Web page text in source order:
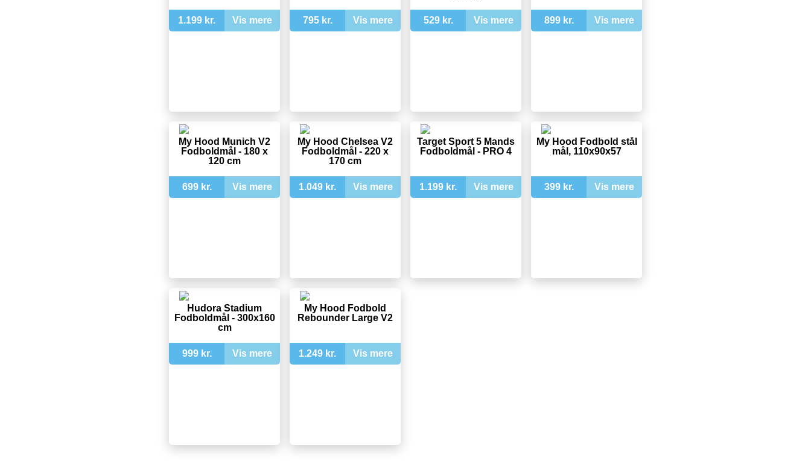
1.199 kr. Vis mere 795 kr. Vis mere 529 kr. Vis mere 899 kr. Vis mere
My Hood Munich V2
Fodboldmål - 180 x
120 cm
699 kr. Vis mere
My Hood Chelsea V2
Fodboldmål - 220 x
170 cm
1.049 kr. Vis mere
Target Sport 5 Mands
Fodboldmål - PRO 4
1.199 kr. Vis mere
My Hood Fodbold stål
mål, 110x90x57
399 kr. Vis mere
Hudora Stadium
Fodboldmål - 300x160
cm
999 kr. Vis mere
My Hood Fodbold
Rebounder Large V2
1.249 kr. Vis mere